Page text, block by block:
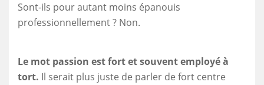
Sont-ils pour autant moins épanouis
professionnellement ? Non.
Le mot passion est fort et souvent employé à
tort. Il serait plus juste de parler de fort centre